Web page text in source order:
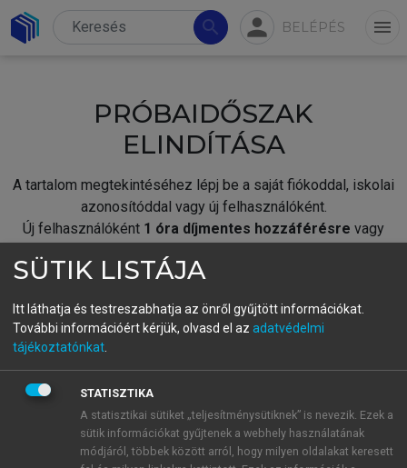
search person BELÉPÉS menu
PRÓBAIDŐSZAK
ELINDÍTÁSA
A tartalom megtekintéséhez lépj be a saját fiókoddal, iskolai
azonosítóddal vagy új felhasználóként.
Új felhasználóként 1 óra díjmentes hozzáférésre vagy
fiókoddal,vagy hozz létre új fiókot.
A regisztráció után apróbaidőszakautomatikusan
BELÉPÉS SAJÁT FIÓKKAL
ÚJ FIÓK LÉTREHOZÁSA
SÜTIK LISTÁJA
Itt láthatja és testreszabhatja az önről gyűjtött információkat.
További információért kérjük, olvasd el az adatvédelmi
tájékoztatónkat
STATISZTIKA
A statisztikai sütiket „teljesítménysütiknek” is nevezik. Ezek a
sütik információkat gyűjtenek a webhely használatának
módjáról, többek között arról, hogy milyen oldalakat keresett